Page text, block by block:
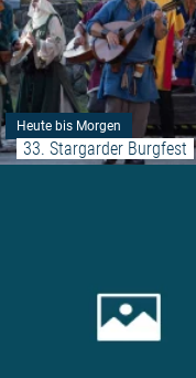
Heute bis Morgen
33. Stargarder Burgfest